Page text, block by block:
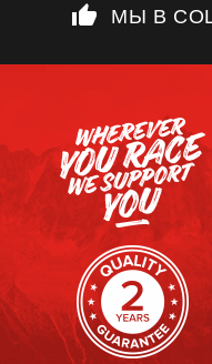
thumb_up МЫ В